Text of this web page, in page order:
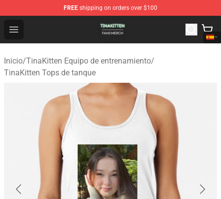
FREE shipping on orders over $100
Open menu
TinaKitten Shop - Official TinaKitten Merchandise Store
Inicio/TinaKitten Equipo de entrenamiento/
TinaKitten Tops de tanque